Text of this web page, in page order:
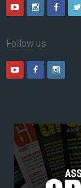
Follow us